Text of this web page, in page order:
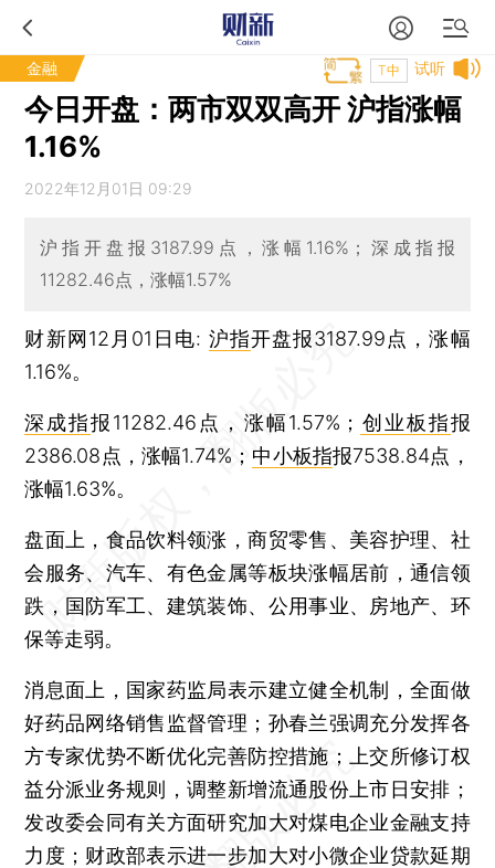
金融 试听
T中
今日开盘：两市双双高开 沪指涨幅
1.16%
2022年12月01日 09:29
沪指开盘报3187.99点，涨幅1.16%；深成指报
11282.46点，涨幅1.57%
财新网12月01日电: 沪指开盘报3187.99点，涨幅
1.16%。
深成指报11282.46点，涨幅1.57%； 创业板指报
2386.08点，涨幅1.74%； 中小板指报7538.84点，
涨幅1.63%。
盘面上，食品饮料领涨，商贸零售、美容护理、社
会服务、汽车、有色金属等板块涨幅居前，通信领
跌，国防军工、建筑装饰、公用事业、房地产、环
保等走弱。
消息面上，国家药监局表示建立健全机制，全面做
好药品网络销售监督管理；孙春兰强调充分发挥各
方专家优势不断优化完善防控措施；上交所修订权
益分派业务规则，调整新增流通股份上市日安排；
发改委会同有关方面研究加大对煤电企业金融支持
力度；财政部表示进一步加大对小微企业贷款延期